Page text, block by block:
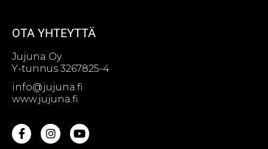
OTA YHTEYTTÄ
Jujuna Oy
Y-tunnus 3267825-4
info@jujuna.fi
www.jujuna.fi